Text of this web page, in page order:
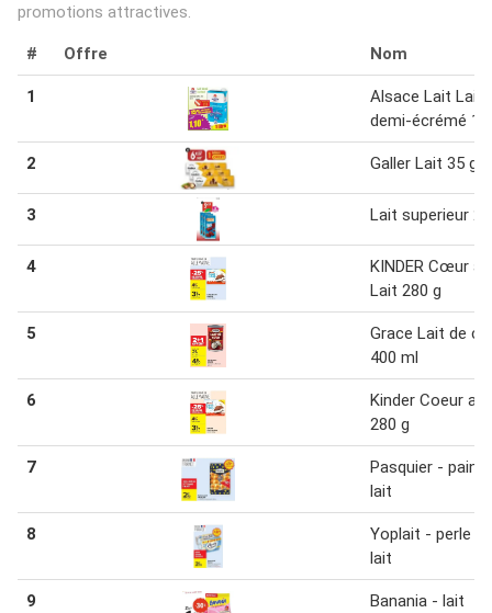
promotions attractives.
# Offre Nom
1
Alsace Lait Lait
demi-écrémé 1 l
2 Galler Lait 35 g
3 Lait superieur
4
KINDER Cœur au
Lait 280 g
5
Grace Lait de
400 ml
6
Kinder Coeur au
280 g
7
Pasquier - pains
lait
8
Yoplait - perle de
lait
9
Banania - lait